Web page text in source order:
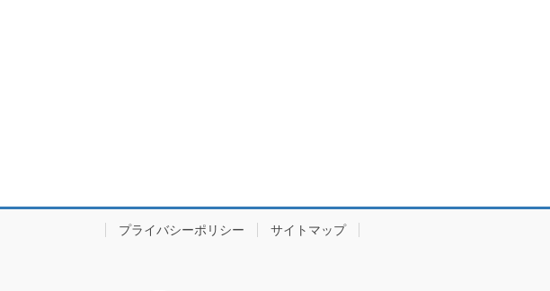
プライバシーポリシー サイトマップ